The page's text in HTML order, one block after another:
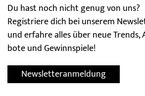
Du hast noch nicht genug von uns?
Registriere dich bei unserem
und er­fahre alles über neue
bote und Gewinn­spiele!
Newsletteranmeldung